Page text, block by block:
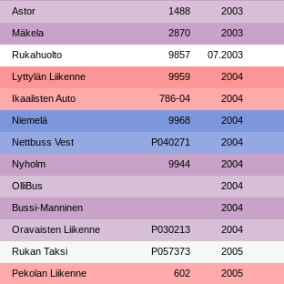
Astor 1488 2003
Mäkela 2870 2003
Rukahuolto 9857 07.2003
Lyttylän Liikenne 9959 2004
Ikaalisten Auto 786-04 2004
Niemelä 9968 2004
Nettbuss Vest P040271 2004
Nyholm 9944 2004
OlliBus 2004
Bussi-Manninen 2004
Oravaisten Liikenne P030213 2004
Rukan Taksi P057373 2005
Pekolan Liikenne 602 2005